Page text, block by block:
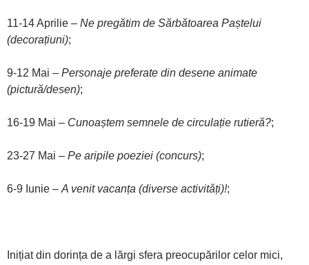
11-14 Aprilie – Ne pregătim de Sărbătoarea Paștelui
(decorațiuni);
9-12 Mai – Personaje preferate din desene animate
(pictură/desen);
16-19 Mai – Cunoaștem semnele de circulație rutieră?;
23-27 Mai – Pe aripile poeziei (concurs);
6-9 Iunie – A venit vacanța (diverse activități)!;
Inițiat din dorința de a lărgi sfera preocupărilor celor mici,